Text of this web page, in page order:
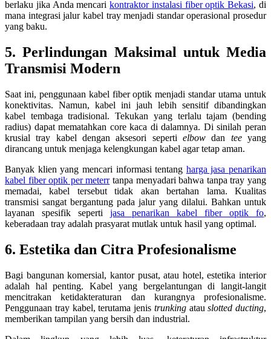
berlaku jika Anda mencarikontraktor instalasi fiber optik Bekasi, di
mana integrasi jalur kabel tray menjadi standar operasional prosedur
yang baku.
5. Perlindungan Maksimal untuk Media
Transmisi Modern
Saat ini, penggunaan kabel fiber optik menjadi standar utama untuk
konektivitas. Namun, kabel ini jauh lebih sensitif dibandingkan
kabel tembaga tradisional. Tekukan yang terlalu tajam (bending
radius) dapat mematahkan core kaca di dalamnya. Di sinilah peran
krusial tray kabel dengan aksesori seperti elbow dan teeyang
dirancang untuk menjaga kelengkungan kabel agar tetap aman.
Banyak klien yang mencari informasi tentang harga jasa penarikan
kabel fiber optik per meterrtanpa menyadari bahwa tanpa tray yang
memadai, kabel tersebut tidak akan bertahan lama. Kualitas
transmisi sangat bergantung pada jalur yang dilalui. Bahkan untuk
layanan spesifik seperti jasa penarikan kabel fiber optik fo,
keberadaan tray adalah prasyarat mutlak untuk hasil yang optimal.
6. Estetika dan Citra Profesionalisme
Bagi bangunan komersial, kantor pusat, atau hotel, estetika interior
adalah hal penting. Kabel yang bergelantungan di langit-langit
mencitrakan ketidakteraturan dan kurangnya profesionalisme.
Penggunaan tray kabel, terutama jenis trunkingatauslotted ducting,
memberikan tampilan yang bersih dan industrial.